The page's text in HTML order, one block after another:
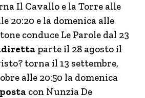
Il Cavallo e la Torre alle
20:20 e la domenica alle
conduce Le Parole dal 23
parte il 28 agosto il
torna il 13 settembre,
alle 20:50 la domenica
con Nunzia De